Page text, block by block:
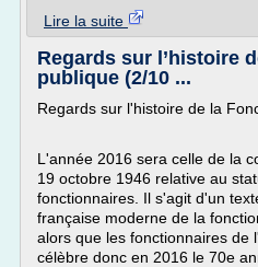
Lire la suite
Regards sur l’histoire
publique (2/10 ...
Regards sur l'histoire de la
L'année 2016 sera celle de la
19 octobre 1946 relative au
fonctionnaires. Il s'agit d'un
française moderne de la
alors que les fonctionnaires de
célèbre donc en 2016 le 70e